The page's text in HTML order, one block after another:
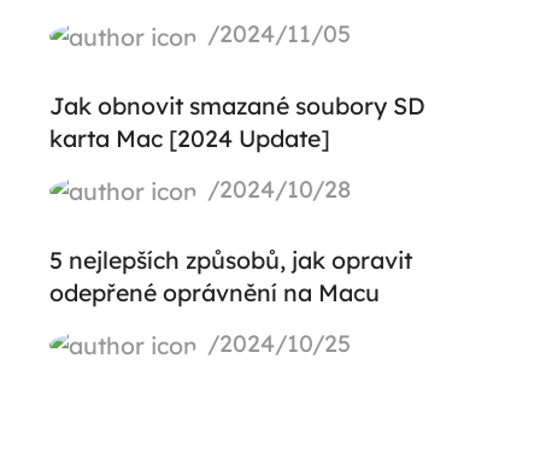
/2024/11/05
Jak obnovit smazané soubory SD
karta Mac [2024 Update]
/2024/10/28
5 nejlepších způsobů, jak opravit
odepřené oprávnění na Macu
/2024/10/25